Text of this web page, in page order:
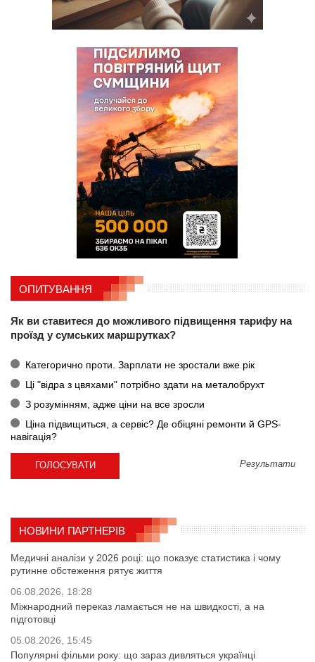
ОПИТУВАННЯ
Як ви ставитеся до можливого підвищення тарифу на
проїзд у сумських маршрутках?
Категорично проти. Зарплати не зростали вже рік
Ці "відра з цвяхами" потрібно здати на металобрухт
З розумінням, адже ціни на все зросли
Ціна підвищиться, а сервіс? Де обіцяні ремонти й GPS-
навігація?
Результати
НОВИНИ ПАРТНЕРІВ
Медичні аналізи у 2026 році: що показує статистика і чому
рутинне обстеження рятує життя
06.08.2026, 18:28
Міжнародний переказ ламається не на швидкості, а на
підготовці
05.08.2026, 15:45
Популярні фільми року: що зараз дивляться українці